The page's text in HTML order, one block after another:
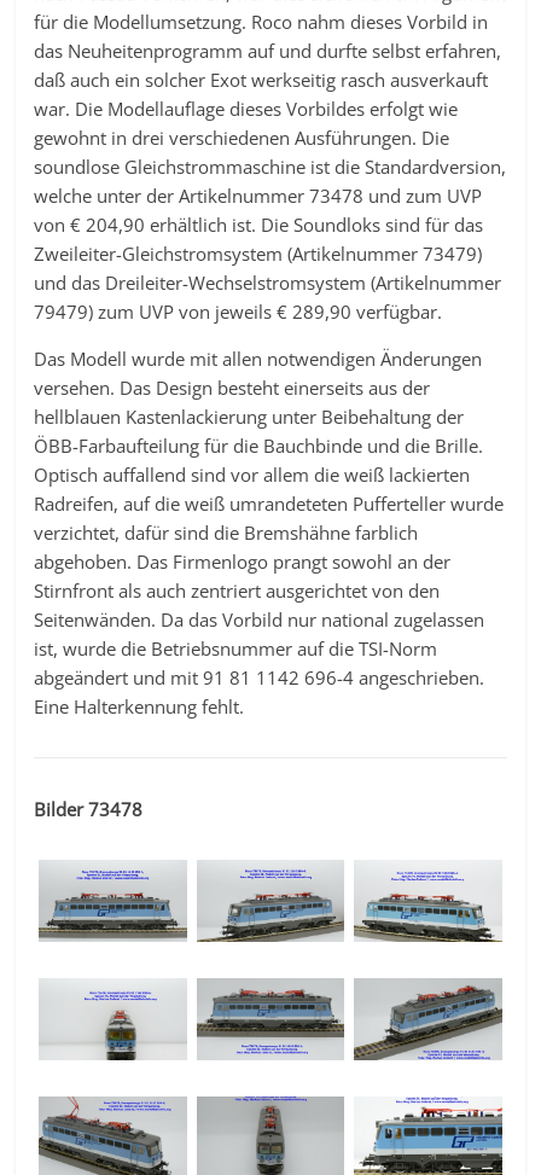
für die Modellumsetzung. Roco nahm dieses Vorbild in
das Neuheitenprogramm auf und durfte selbst erfahren,
daß auch ein solcher Exot werkseitig rasch ausverkauft
war. Die Modellauflage dieses Vorbildes erfolgt wie
gewohnt in drei verschiedenen Ausführungen. Die
soundlose Gleichstrommaschine ist die Standardversion,
welche unter der Artikelnummer 73478 und zum UVP
von € 204,90 erhältlich ist. Die Soundloks sind für das
Zweileiter-Gleichstromsystem (Artikelnummer 73479)
und das Dreileiter-Wechselstromsystem (Artikelnummer
79479) zum UVP von jeweils € 289,90 verfügbar.
Das Modell wurde mit allen notwendigen Änderungen
versehen. Das Design besteht einerseits aus der
hellblauen Kastenlackierung unter Beibehaltung der
ÖBB-Farbaufteilung für die Bauchbinde und die Brille.
Optisch auffallend sind vor allem die weiß lackierten
Radreifen, auf die weiß umrandeteten Pufferteller wurde
verzichtet, dafür sind die Bremshähne farblich
abgehoben. Das Firmenlogo prangt sowohl an der
Stirnfront als auch zentriert ausgerichtet von den
Seitenwänden. Da das Vorbild nur national zugelassen
ist, wurde die Betriebsnummer auf die TSI-Norm
abgeändert und mit 91 81 1142 696-4 angeschrieben.
Eine Halterkennung fehlt.
Bilder 73478